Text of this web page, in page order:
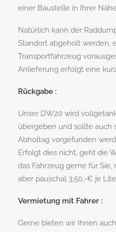
einer Baustelle in Ihrer
Natürlich kann der
Standort abgeholt werden,
Transportfahrzeug
Anlieferung erfolgt eine
Rückgabe :
Unser DW20 wird
übergeben und sollte auch
Abholtag vorgefunden
Erfolgt dies nicht, geht die
das Fahrzeug gerne für
aber pauschal 3,50,-€ je
Vermietung mit Fahrer :
Gerne bieten wir Ihnen